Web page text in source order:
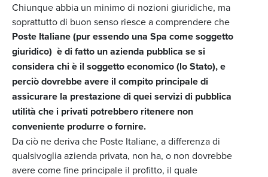
Chiunque abbia un minimo di nozioni giuridiche, ma
soprattutto di buon senso riesce a comprendere che
Poste Italiane (pur essendo una Spa come soggetto
giuridico) è di fatto un azienda pubblica se si
considera chi è il soggetto economico (lo Stato), e
perciò dovrebbe avere il compito principale di
assicurare la prestazione di quei servizi di pubblica
utilità che i privati potrebbero ritenere non
conveniente produrre o fornire.
Da ciò ne deriva che Poste Italiane, a differenza di
qualsivoglia azienda privata, non ha, o non dovrebbe
avere come fine principale il profitto, il quale